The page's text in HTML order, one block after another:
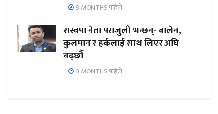
8 MONTHS पहिले
रास्वपा नेता पराजुली भन्छन्- बालेन,
कुलमान र हर्कलाई साथ लिएर अघि
बढ्छौँ
8 MONTHS पहिले